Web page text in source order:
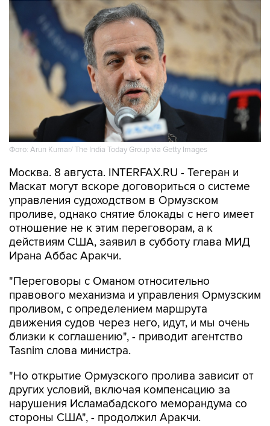
Фото: Arun Kumar/ The India Today Group via Getty Images
Москва. 8 августа. INTERFAX.RU - Тегеран и
Маскат могут вскоре договориться о системе
управления судоходством в Ормузском
проливе, однако снятие блокады с него имеет
отношение не к этим переговорам, а к
действиям США, заявил в субботу глава МИД
Ирана Аббас Аракчи.
"Переговоры с Оманом относительно
правового механизма и управления Ормузским
проливом, с определением маршрута
движения судов через него, идут, и мы очень
близки к соглашению", - приводит агентство
Tasnim слова министра.
"Но открытие Ормузского пролива зависит от
других условий, включая компенсацию за
нарушения Исламабадского меморандума со
стороны США", - продолжил Аракчи.